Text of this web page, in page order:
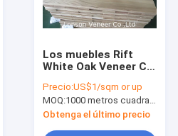
Los muebles Rift
White Oak Veneer C
madera del MDF de
0.7m m
Precio:US$1/sqm or up
MOQ:1000 metros cuadrados
Obtenga el último precio